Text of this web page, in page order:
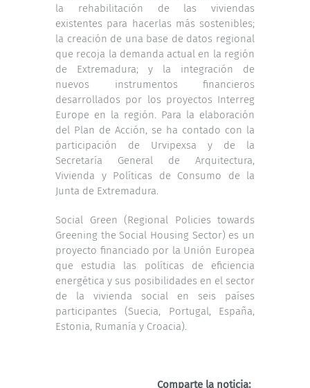
la rehabilitación de las viviendas
existentes para hacerlas más sostenibles;
la creación de una base de datos regional
que recoja la demanda actual en la región
de Extremadura; y la integración de
nuevos instrumentos financieros
desarrollados por los proyectos Interreg
Europe en la región. Para la elaboración
del Plan de Acción, se ha contado con la
participación de Urvipexsa y de la
Secretaría General de Arquitectura,
Vivienda y Políticas de Consumo de la
Junta de Extremadura.
Social Green (Regional Policies towards
Greening the Social Housing Sector) es un
proyecto financiado por la Unión Europea
que estudia las políticas de eficiencia
energética y sus posibilidades en el sector
de la vivienda social en seis países
participantes (Suecia, Portugal, España,
Estonia, Rumanía y Croacia).
Comparte la noticia: